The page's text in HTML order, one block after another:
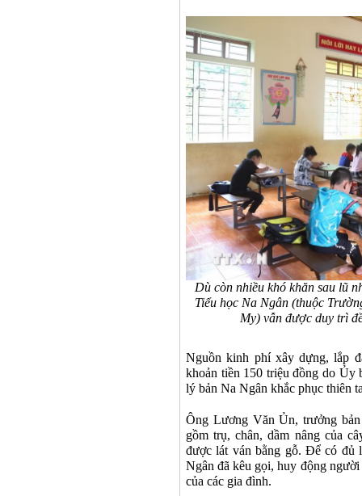
Dù còn nhiều khó khăn sau lũ
Tiểu học Na Ngân (thuộc
My) vẫn được duy trì
Nguồn kinh phí xây dựng, lắp
khoản tiền 150 triệu đồng do Ủy
lý bản Na Ngân khắc phục thiên
Ông Lương Văn Ủn, trưởng
gồm trụ, chân, dầm nâng của
được lát ván bằng gỗ. Để có đủ
Ngân đã kêu gọi, huy động
của các gia đình.